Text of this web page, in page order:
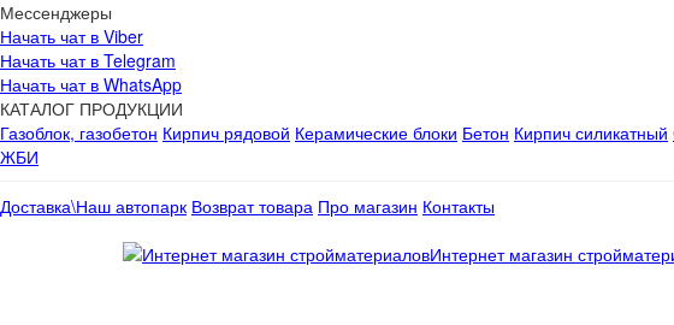
Мессенджеры
Начать чат в Viber
Начать чат в Telegram
Начать чат в WhatsApp
КАТАЛОГ ПРОДУКЦИИ
Газоблок, газобетон Кирпич рядовой Керамические блоки Бетон Кирпич силикатный
ЖБИ
Доставка\Наш автопарк Возврат товара Про магазин Контакты
Интернет магазин